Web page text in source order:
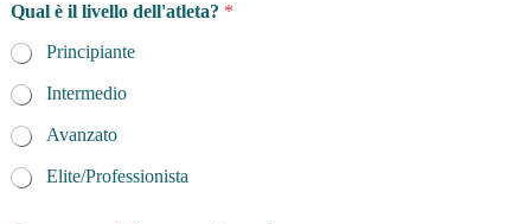
Qual è il livello dell'atleta? *
Principiante
Intermedio
Avanzato
Elite/Professionista